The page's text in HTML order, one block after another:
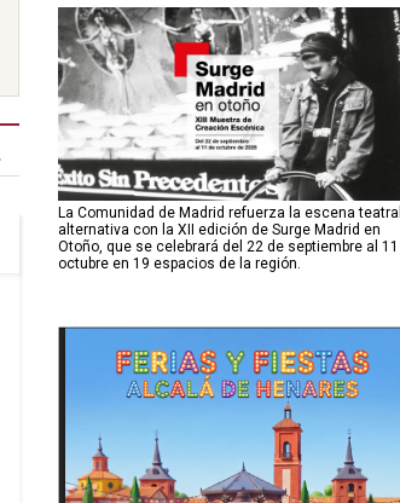
La Comunidad de Madrid refuerza la escena teatral
alternativa con la XII edición de Surge Madrid en
Otoño, que se celebrará del 22 de septiembre al
octubre en 19 espacios de la región.